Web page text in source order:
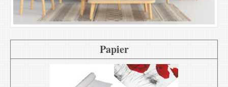
Papier